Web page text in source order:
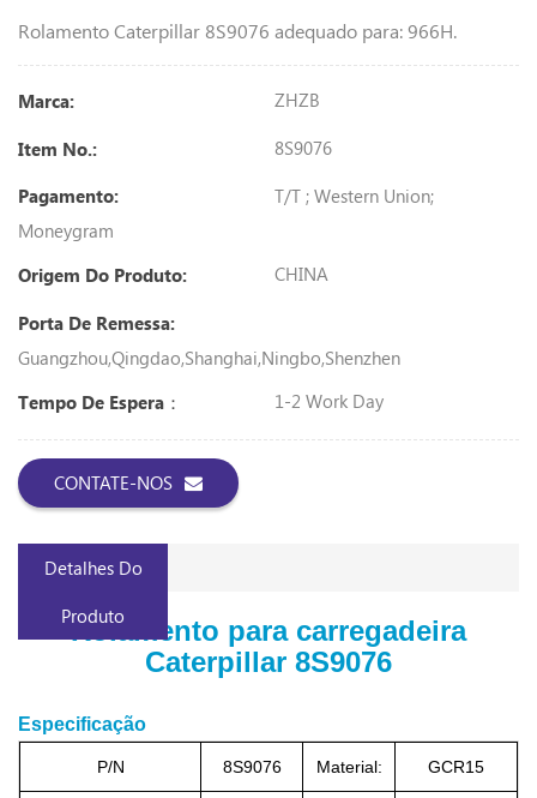
Rolamento Caterpillar 8S9076 adequado para: 966H.
Marca: ZHZB
Item No.: 8S9076
Pagamento:
T/T ; Western Union;
Moneygram
Origem Do Produto:
CHINA
Porta De Remessa:
Guangzhou,Qingdao,Shanghai,Ningbo,Shenzhen
Tempo De Espera：
1-2 Work Day
CONTATE-NOS
Detalhes Do
Produto
Rolamento para carregadeira
Caterpillar 8S9076
Especificação
P/N 8S9076 Material: GCR15